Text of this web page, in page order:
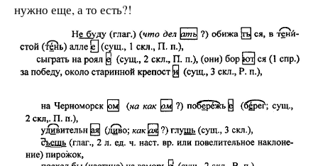
нужно еще, а то есть?!